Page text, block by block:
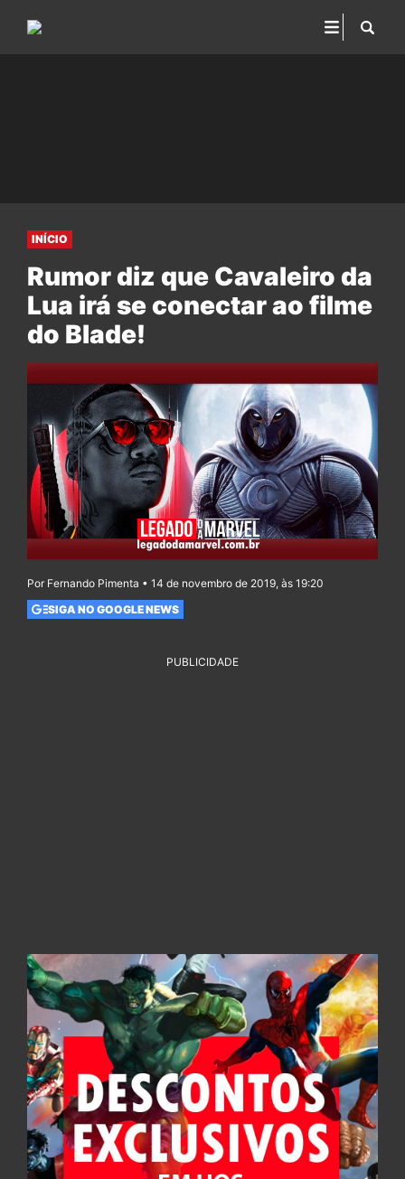
INÍCIO
Rumor diz que Cavaleiro da
Lua irá se conectar ao filme
do Blade!
Por Fernando Pimenta • 14 de novembro de 2019, às 19:20
SIGA NO GOOGLE NEWS
PUBLICIDADE